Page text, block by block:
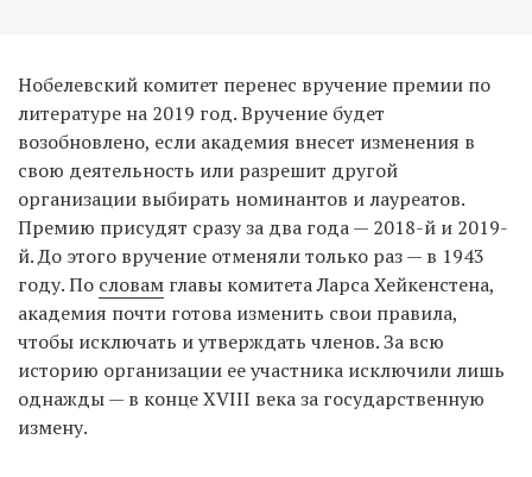
Нобелевский комитет перенес вручение премии по
литературе на 2019 год. Вручение будет
возобновлено, если академия внесет изменения в
свою деятельность или разрешит другой
организации выбирать номинантов и лауреатов.
Премию присудят сразу за два года — 2018-й и 2019-
й. До этого вручение отменяли только раз — в 1943
году. По словам главы комитета Ларса Хейкенстена,
академия почти готова изменить свои правила,
чтобы исключать и утверждать членов. За всю
историю организации ее участника исключили лишь
однажды — в конце XVIII века за государственную
измену.